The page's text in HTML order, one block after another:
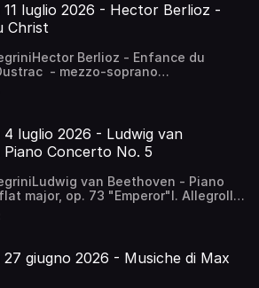
luglio 2026 - Hector Berlioz -
Christ
Berlioz - Enfance du
- mezzo-soprano
- baritone (Joseph)François Lis -
Radio FranceOrchestre National de
luglio 2026 - Ludwig van
Concerto No. 5
van Beethoven - Piano
major, op. 73 "Emperor"I. AllegroII.
Rondo. AllegroConductor: Leonard
Zimerman Vienna Philharmonic
giugno 2026 - Musiche di Max